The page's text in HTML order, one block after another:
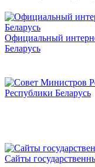
Официальный
Беларусь
Республики Беларусь
Сайты